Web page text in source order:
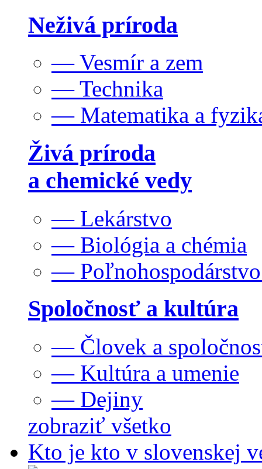
Neživá príroda
— Vesmír a zem
— Technika
— Matematika a
Živá príroda
a chemické vedy
— Lekárstvo
— Biológia a chémia
—
Spoločnosť a kultúra
— Človek a
— Kultúra a umenie
— Dejiny
zobraziť všetko
Kto je kto v slovenskej